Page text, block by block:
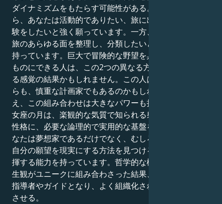
ダイナミズムをもたらす可能性がある。射手座の気質か
ら、あなたは活動的でありたい、旅に出たい、新しい経
験をしたいと強く願っています。一方、乙女座の月は、
旅のあらゆる面を整理し、分類したいという強い衝動を
持っています。巨大で冒険的な野望を具体的で現実的な
ものにできる人は、この2つの異なる方向に引っ張られ
る感覚の結果かもしれません。この人は旅を楽しみなが
らも、慎重な計画家でもあるのかもしれない。とはい
え、この組み合わせは大きなパワーも持っています。乙
女座の月は、楽観的な気質で知られる射手座のあなたの
性格に、必要な論理的で実用的な基盤を提供します。あ
なたは夢想家であるだけでなく、むしろ行動家であり、
自分の願望を現実にする方法を見つけるために知性を発
揮する能力を持っています。哲学的な概念と現実的な人
生観がユニークに組み合わさった結果、あなたは優れた
指導者やガイドとなり、よく組織化され、やる気を起こ
させる。